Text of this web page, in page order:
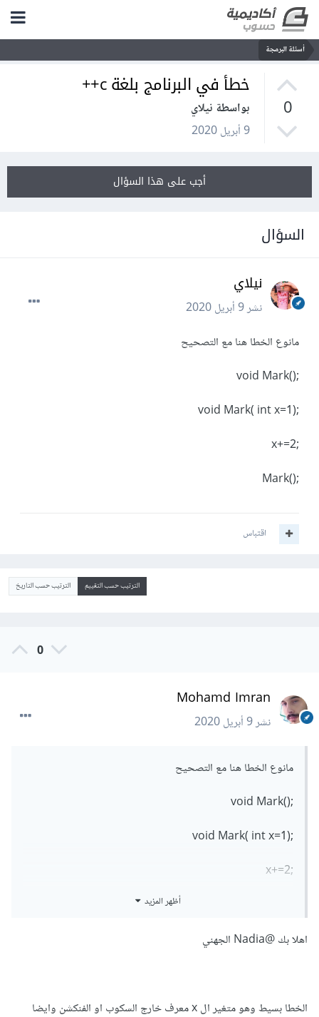
أسئلة البرمجة
0
خطأ في البرنامج بلغة c++
بواسطة نيلاي
9 أبريل 2020
أجب على هذا السؤال
السؤال
نيلاي
نشر9 أبريل 2020
مانوع الخطا هنا مع التصحيح
;()void Mark
;(void Mark( int x=1
;()Mark
اقتباس
الترتيب حسب التقييم الترتيب حسب التاريخ
0
Mohamd Imran
نشر9 أبريل 2020
مانوع الخطا هنا مع التصحيح
;()void Mark
;(void Mark( int x=1
أظهر المزيد
اهلا بك@Nadia الجهني
الخطا بسيط وهو متغير ال x معرف خارج السكوب او الفنكشن وايضا